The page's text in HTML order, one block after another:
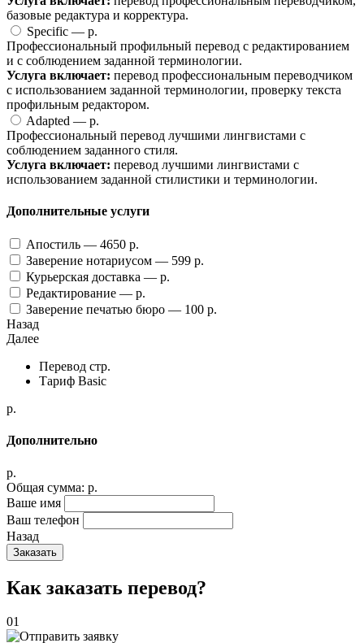
базовые редактура и корректура.
Specific — p.
Профессиональный профильный перевод с редактированием
и с соблюдением заданной терминологии.
Услуга включает: перевод профессиональным переводчиком
с использованием заданной терминологии, проверку текста
профильным редактором.
Adapted — p.
Профессиональный перевод лучшими лингвистами с
соблюдением заданного стиля.
Услуга включает: перевод лучшими лингвистами с
использованием заданной стилистики и терминологии.
Дополнительные услуги
Апостиль — 4650 p.
Заверение нотариусом — 599 p.
Курьерская доставка — p.
Редактирование — p.
Заверение печатью бюро — 100 p.
Назад
Далее
Перевод стр.
Тариф Basic
p.
Дополнительно
p.
Общая сумма: p.
Ваше имя
Ваш телефон
Назад
Заказать
Как заказать перевод?
01